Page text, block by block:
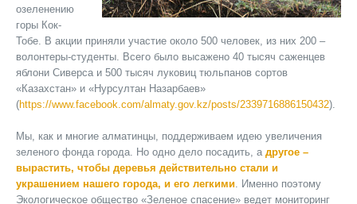
озеленению
горы Кок-
Тобе. В акции приняли участие около 500 человек, из них 200 –
волонтеры-студенты. Всего было высажено 40 тысяч саженцев
яблони Сиверса и 500 тысяч луковиц тюльпанов сортов
«Казахстан» и «Нурсултан Назарбаев»
(https://www.facebook.com/almaty.gov.kz/posts/2339716886150432).
Мы, как и многие алматинцы, поддерживаем идею увеличения
зеленого фонда города. Но одно дело посадить, а другое –
вырастить, чтобы деревья действительно стали и
украшением нашего города, и его легкими. Именно поэтому
Экологическое общество «Зеленое спасение» ведет мониторинг